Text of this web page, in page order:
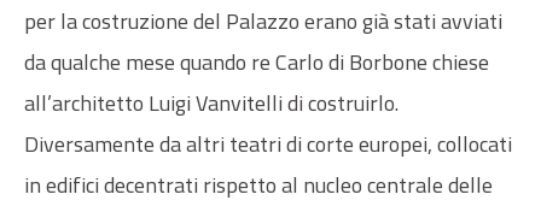
per la costruzione del Palazzo erano già stati avviati
da qualche mese quando re Carlo di Borbone chiese
all’architetto Luigi Vanvitelli di costruirlo.
Diversamente da altri teatri di corte europei, collocati
in edifici decentrati rispetto al nucleo centrale delle